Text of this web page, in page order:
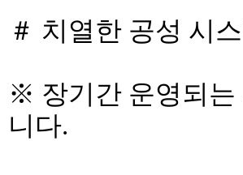
＃ 치열한 공성 시
※ 장기간 운영되는
니다.